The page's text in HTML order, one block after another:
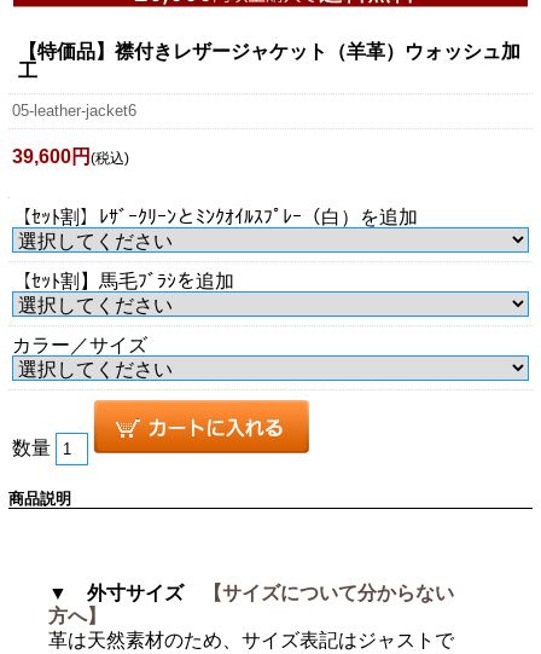
【特価品】襟付きレザージャケット（羊革）ウォッシュ加
工
05-leather-jacket6
39,600円 (税込)
【ｾｯﾄ割】ﾚｻﾞｰｸﾘｰﾝとﾐﾝｸｵｲﾙｽﾌﾟﾚｰ（白）を追加
【ｾｯﾄ割】馬毛ﾌﾞﾗｼを追加
カラー／サイズ
数量
商品説明
▼ 外寸サイズ
【サイズについて分からない
方へ】
革は天然素材のため、サイズ表記はジャストで